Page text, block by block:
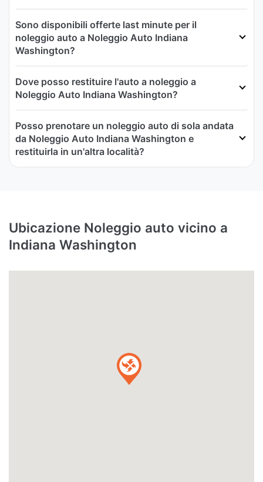
Sono disponibili offerte last minute per il
noleggio auto a Noleggio Auto Indiana
Washington?
Dove posso restituire l'auto a noleggio a
Noleggio Auto Indiana Washington?
Posso prenotare un noleggio auto di sola andata
da Noleggio Auto Indiana Washington e
restituirla in un'altra località?
Ubicazione Noleggio auto vicino a
Indiana Washington